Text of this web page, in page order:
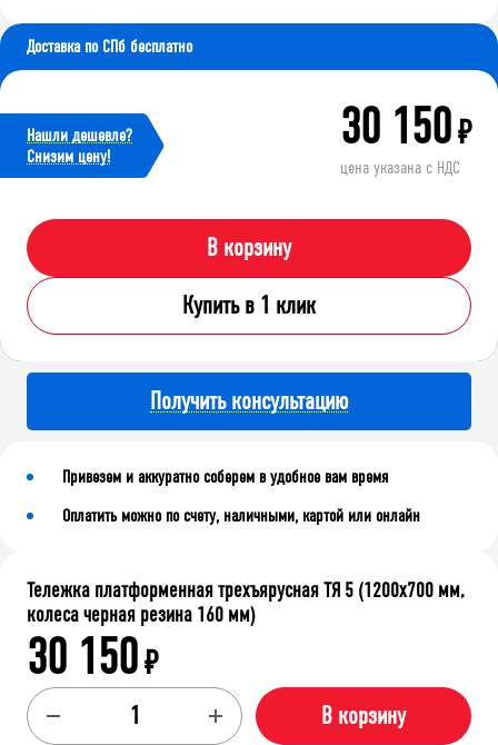
Доставка по СПб бесплатно
Нашли дешевле?
Cнизим цену!
30 150₽
цена указана с НДС
В корзину
Купить в 1 клик
Получить консультацию
Привезем и аккуратно соберем в удобное вам время
Оплатить можно по счету, наличными, картой или онлайн
Тележка платформенная трехъярусная ТЯ 5 (1200x700 мм,
колеса черная резина 160 мм)
30 150₽
В корзину